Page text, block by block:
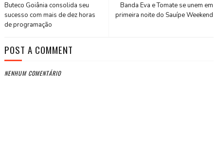
Banda Eva e Tomate se unem em
primeira noite do Sauípe Weekend
Buteco Goiânia consolida seu
sucesso com mais de dez horas
de programação
POST A COMMENT
NENHUM COMENTÁRIO